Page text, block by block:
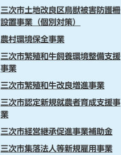
三次市土地改良区鳥獣被害防護柵
設置事業（個別対策）
農村環境保全事業
三次市繁殖和牛飼養環境整備支援
事業
三次市繁殖和牛改良増進事業
三次市認定新規就農者育成支援事
業
三次市経営継承促進事業補助金
三次市集落法人等新規雇用事業